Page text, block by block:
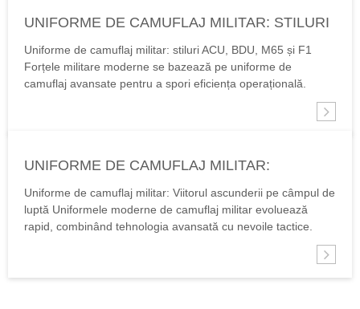
UNIFORME DE CAMUFLAJ MILITAR: STILURI
ACU, BDU, M65 ȘI F1
Uniforme de camuflaj militar: stiluri ACU, BDU, M65 și F1
Forțele militare moderne se bazează pe uniforme de
camuflaj avansate pentru a spori eficiența operațională.
UNIFORME DE CAMUFLAJ MILITAR:
VIITORUL ASCUNDERII PE CÂMPUL DE
LUPTĂ
Uniforme de camuflaj militar: Viitorul ascunderii pe câmpul de
luptă Uniformele moderne de camuflaj militar evoluează
rapid, combinând tehnologia avansată cu nevoile tactice.
Design-urile de astăzi folosesc modele multispectrale pentru
infraroșii. Țări precum...